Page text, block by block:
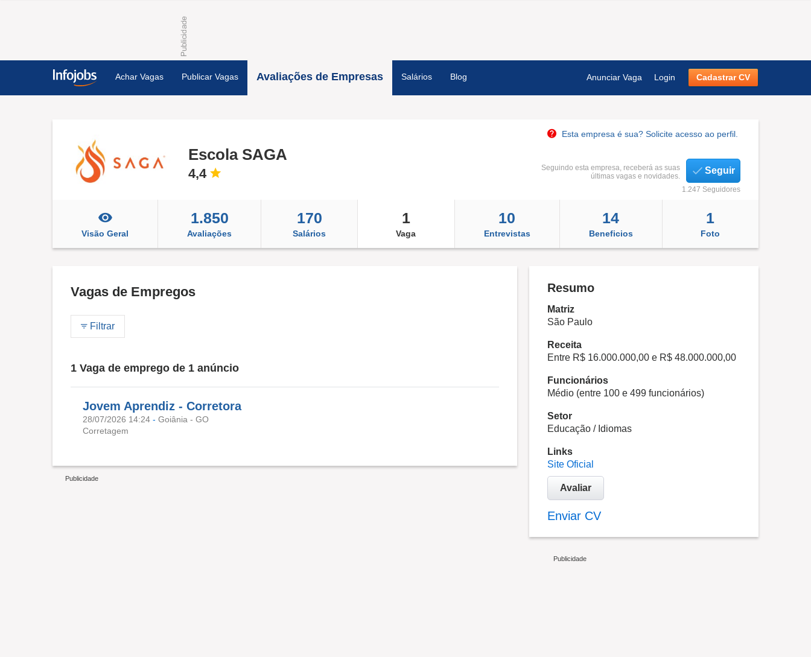
Achar Vagas Publicar Vagas Avaliações de Empresas Salários Blog Anunciar Vaga Login Cadastrar CV
Esta empresa é sua? Solicite acesso ao perfil.
Escola SAGA
4,4
Seguindo esta empresa, receberá as suas
últimas vagas e novidades.
Seguir
1.247 Seguidores
Visão Geral
1.850
Avaliações
170
Salários
1
Vaga
10
Entrevistas
14
Beneficios
1
Foto
Vagas de Empregos
Filtrar
1 Vaga de emprego de 1 anúncio
Jovem Aprendiz - Corretora
28/07/2026 14:24 - Goiânia - GO
Corretagem
Resumo
Matriz
São Paulo
Receita
Entre R$ 16.000.000,00 e R$ 48.000.000,00
Funcionários
Médio (entre 100 e 499 funcionários)
Setor
Educação / Idiomas
Links
Site Oficial
Avaliar
Enviar CV